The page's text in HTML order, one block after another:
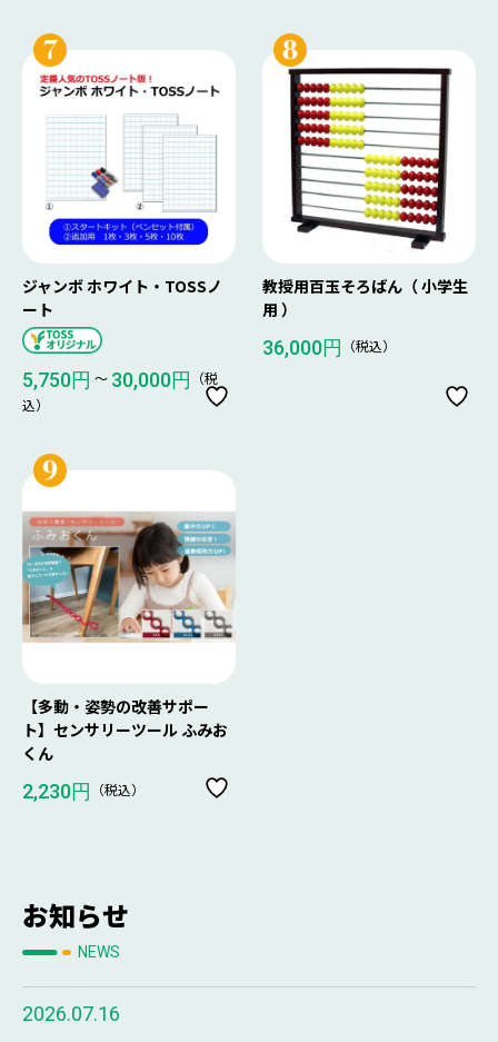
ジャンボ ホワイト・TOSSノ
ート
5,750円 〜 30,000円 （税
込）
教授用百玉そろばん（ 小学生
用 ）
36,000円 （税込）
【多動・姿勢の改善サポー
ト】センサリーツール ふみお
くん
2,230円 （税込）
お知らせ
NEWS
2026.07.16